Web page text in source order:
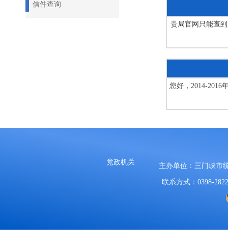
信件查询
贵局官网只能查
您好，2014-2016
党政机关 主办单位：三门峡市
联系方式：0398-